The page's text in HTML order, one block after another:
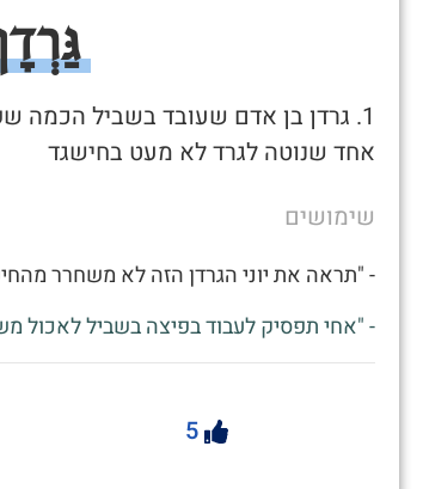
1. גרדן בן אדם שעובד בשביל הכמה
אחד שנוטה לגרד לא מעט בחישגד
שימושים
- "תראה את יוני הגרדן הזה לא משחרר
- "אחי תפסיק לעבוד בפיצה בשביל לאכול
5